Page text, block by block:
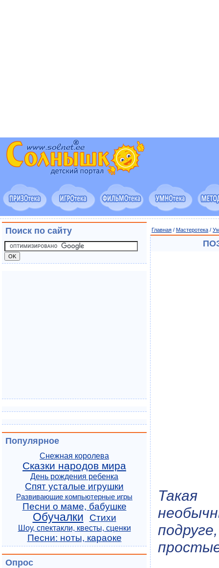
Главная / Мастеротека /
Такая
Поиск по сайту
Популярное
Снежная королева
Сказки народов мира
День рождения ребенка
Спят усталые игрушки
Развивающие компьютерные игры
Песни о маме, бабушке
Обучалки Стихи
Шоу, спектакли, квесты, сценки
Песни: ноты, караоке
Опрос